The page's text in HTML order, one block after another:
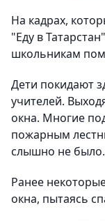
На кадрах,
"Еду в
школьникам
Дети покидают
учителей.
окна. Многие
пожарным
слышно не было.
Ранее
окна, пытаясь